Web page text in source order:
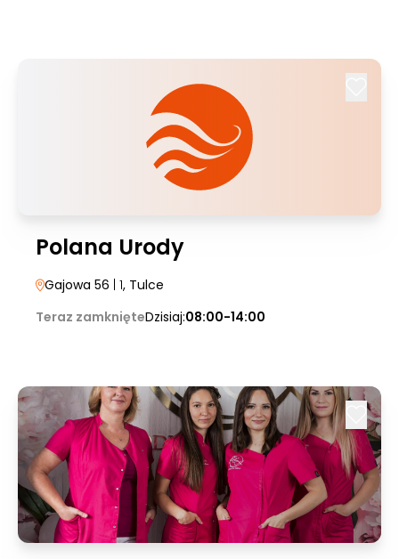
Polana Urody
Gajowa 56 | 1, Tulce
Teraz zamknięteDzisiaj:08:00-14:00